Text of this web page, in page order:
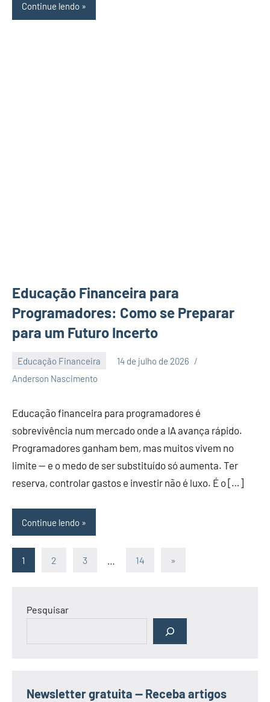
Continue lendo
Educação Financeira para
Programadores: Como se Preparar
para um Futuro Incerto
Educação Financeira
14 de julho de 2026
Anderson Nascimento
Nenhum
Educação financeira para programadores é
sobrevivência num mercado onde a IA avança rápido.
Programadores ganham bem, mas muitos vivem no
limite — e o medo de ser substituído só aumenta. Ter
reserva, controlar gastos e investir não é luxo. É o […]
Continue lendo
Paginação
posts
1 2 3 14
Post
»
Pesquisar
Newsletter gratuita — Receba artigos